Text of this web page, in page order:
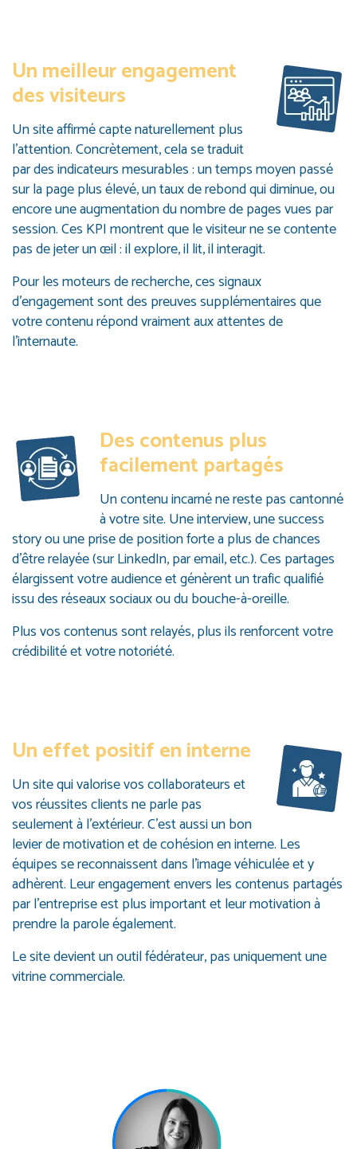
Un meilleur engagement
des visiteurs
Un site affirmé capte naturellement plus
l’attention. Concrètement, cela se traduit
par des indicateurs mesurables : un temps moyen passé
sur la page plus élevé, un taux de rebond qui diminue, ou
encore une augmentation du nombre de pages vues par
session. Ces KPI montrent que le visiteur ne se contente
pas de jeter un œil : il explore, il lit, il interagit.
Pour les moteurs de recherche, ces signaux
d’engagement sont des preuves supplémentaires que
votre contenu répond vraiment aux attentes de
l’internaute.
Des contenus plus
facilement partagés
Un contenu incarné ne reste pas cantonné
à votre site. Une interview, une success
story ou une prise de position forte a plus de chances
d’être relayée (sur LinkedIn, par email, etc.). Ces partages
élargissent votre audience et génèrent un trafic qualifié
issu des réseaux sociaux ou du bouche-à-oreille.
Plus vos contenus sont relayés, plus ils renforcent votre
crédibilité et votre notoriété.
Un effet positif en interne
Un site qui valorise vos collaborateurs et
vos réussites clients ne parle pas
seulement à l’extérieur. C’est aussi un bon
levier de motivation et de cohésion en interne. Les
équipes se reconnaissent dans l’image véhiculée et y
adhèrent. Leur engagement envers les contenus partagés
par l’entreprise est plus important et leur motivation à
prendre la parole également.
Le site devient un outil fédérateur, pas uniquement une
vitrine commerciale.